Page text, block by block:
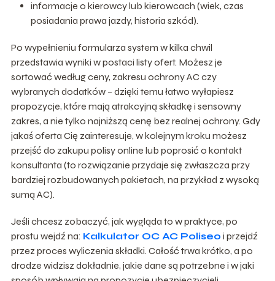
informacje o kierowcy lub kierowcach (wiek, czas
posiadania prawa jazdy, historia szkód).
Po wypełnieniu formularza system w kilka chwil
przedstawia wyniki w postaci listy ofert. Możesz je
sortować według ceny, zakresu ochrony AC czy
wybranych dodatków – dzięki temu łatwo wyłapiesz
propozycje, które mają atrakcyjną składkę i sensowny
zakres, a nie tylko najniższą cenę bez realnej ochrony. Gdy
jakaś oferta Cię zainteresuje, w kolejnym kroku możesz
przejść do zakupu polisy online lub poprosić o kontakt
konsultanta (to rozwiązanie przydaje się zwłaszcza przy
bardziej rozbudowanych pakietach, na przykład z wysoką
sumą AC).
Jeśli chcesz zobaczyć, jak wygląda to w praktyce, po
prostu wejdź na: Kalkulator OC AC Poliseo i przejdź
przez proces wyliczenia składki. Całość trwa krótko, a po
drodze widzisz dokładnie, jakie dane są potrzebne i w jaki